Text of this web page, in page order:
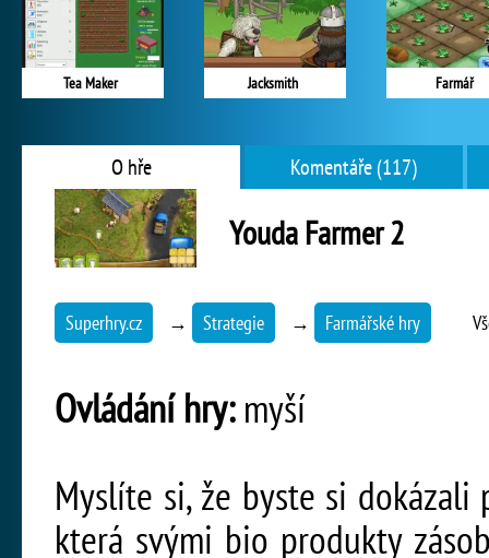
Tea Maker Jacksmith Farmář
O hře Komentáře (117)
Youda Farmer 2
Superhry.cz → Strategie → Farmářské hry
Ovládání hry:myší
Myslíte si, že byste si
která svými bio produkty